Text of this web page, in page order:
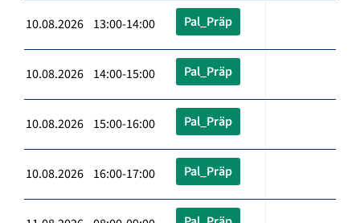
10.08.2026 13:00-14:00 Pal_Präp
10.08.2026 14:00-15:00 Pal_Präp
10.08.2026 15:00-16:00 Pal_Präp
10.08.2026 16:00-17:00 Pal_Präp